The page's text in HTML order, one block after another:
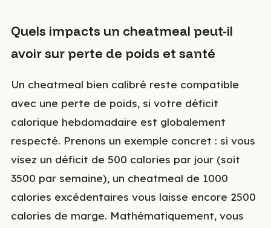
Quels impacts un cheatmeal peut-il
avoir sur perte de poids et santé
Un cheatmeal bien calibré reste compatible
avec une perte de poids, si votre déficit
calorique hebdomadaire est globalement
respecté. Prenons un exemple concret : si vous
visez un déficit de 500 calories par jour (soit
3500 par semaine), un cheatmeal de 1000
calories excédentaires vous laisse encore 2500
calories de marge. Mathématiquement, vous